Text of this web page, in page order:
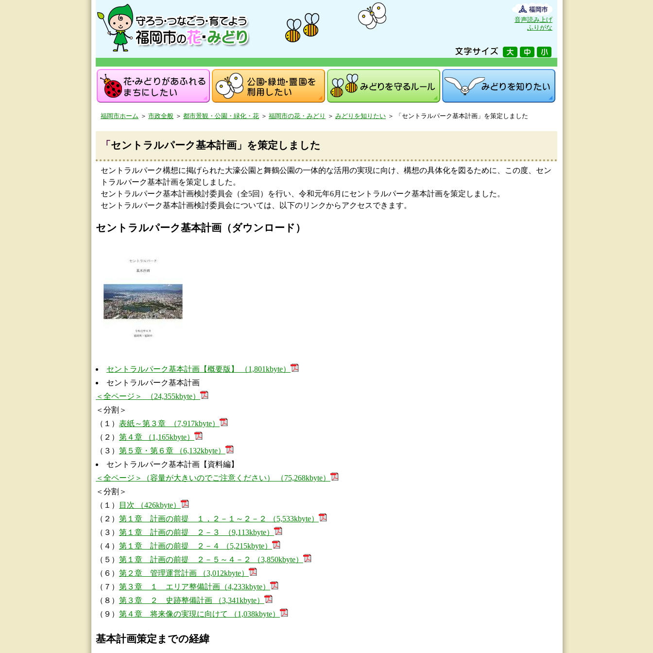
音声読み上げ
ふりがな
福岡市ホーム ＞ 市政全般 ＞ 都市景観・公園・緑化・花 ＞ 福岡市の花・みどり ＞ みどりを知りたい ＞ 「セントラルパーク基本計画」を策定しました
「 セントラルパーク基本計画」を策定しました
セントラルパーク構想に掲げられた大濠公園と舞鶴公園の一体的な活用の実現に向け、構想の具体化を図るために、この度、セン
トラルパーク基本計画を策定しました。
セントラルパーク基本計画検討委員会（全5回）を行い、令和元年6月にセントラルパーク基本計画を策定しました。
セントラルパーク基本計画検討委員会については、以下のリンクからアクセスできます。
セントラルパーク基本計画（ダウンロード）
セントラルパーク基本計画【概要版】 （1,801kbyte）
セントラルパーク基本計画
＜全ページ＞ （24,355kbyte）
＜分割＞
（１） 表紙～第３章 （7,917kbyte）
（２） 第４章 （1,165kbyte）
（３） 第５章・第６章 （6,132kbyte）
セントラルパーク基本計画【資料編】
＜全ページ＞（容量が大きいのでご注意ください） （75,268kbyte）
＜分割＞
（１）
目次 （426kbyte）
（２） 第１章 計画の前提 １，２－１～２－２ （5,533kbyte）
（３） 第１章 計画の前提 ２－３ （9,113kbyte）
（４） 第１章 計画の前提 ２－４ （5,215kbyte）
（５） 第１章 計画の前提 ２－５～４－２ （3,850kbyte）
（６） 第２章 管理運営計画 （3,012kbyte）
（７） 第３章 １ エリア整備計画（4,233kbyte）
（８） 第３章 ２ 史跡整備計画 （3,341kbyte）
（９） 第４章 将来像の実現に向けて （1,038kbyte）
基本計画策定までの経緯